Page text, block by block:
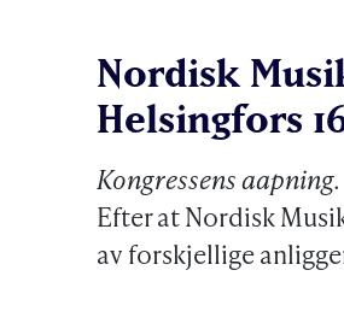
Nordisk
Helsingfors
Kongressens aapning.
Efter at Nordisk
av forskjellige